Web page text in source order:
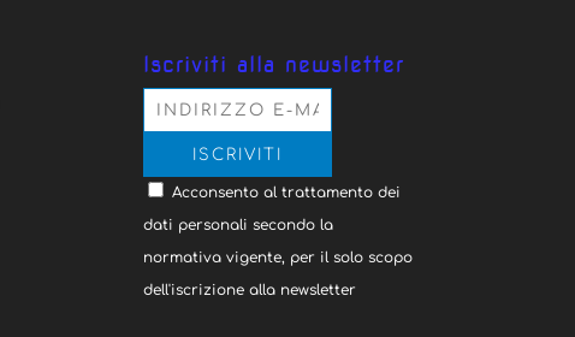
Iscriviti alla newsletter
Acconsento al trattamento dei
dati personali secondo la
normativa vigente, per il solo scopo
dell'iscrizione alla newsletter